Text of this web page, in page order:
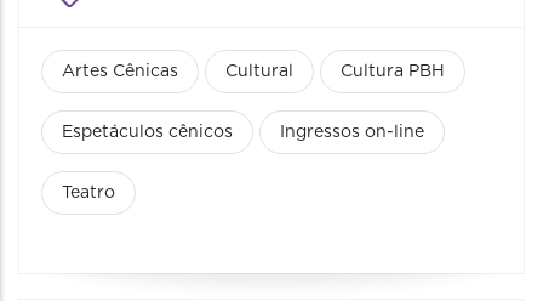
Artes Cênicas Cultural Cultura PBH
Espetáculos cênicos Ingressos on-line
Teatro